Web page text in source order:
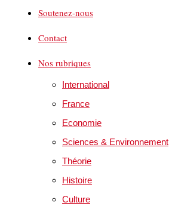
Soutenez-nous
Contact
Nos rubriques
International
France
Economie
Sciences & Environnement
Théorie
Histoire
Culture